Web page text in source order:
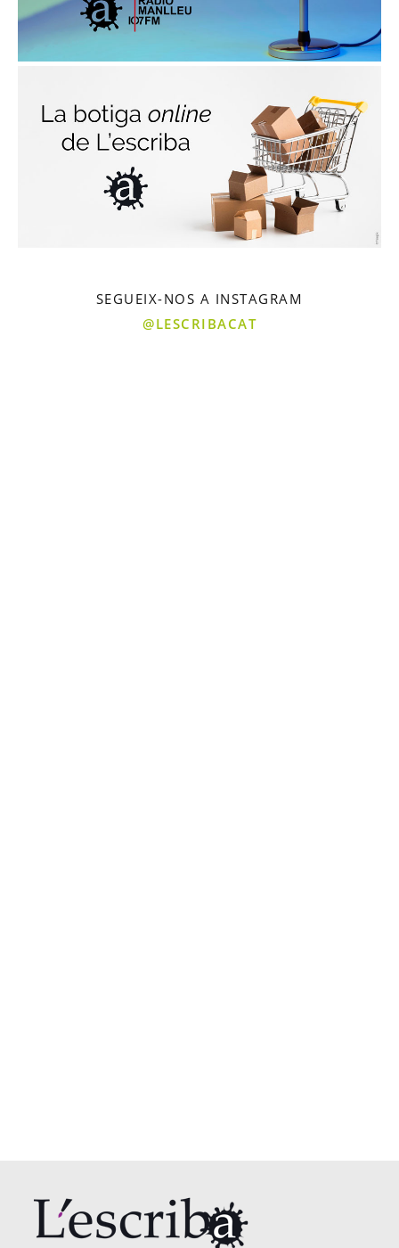
SEGUEIX-NOS A INSTAGRAM
@LESCRIBACAT